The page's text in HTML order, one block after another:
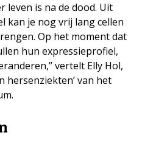
leven is na de dood. Uit
kan je nog vrij lang cellen
Op het moment dat
hun expressieprofiel,
vertelt Elly Hol,
hersenziekten’ van het